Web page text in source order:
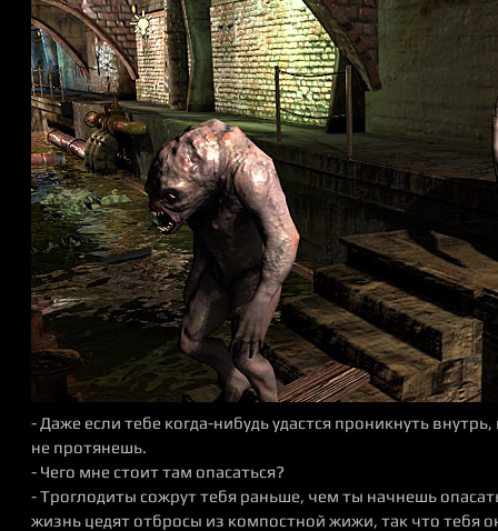
- Даже если тебе когда-нибудь удастся проникнуть
не протянешь.
- Чего мне стоит там опасаться?
- Троглодиты сожрут тебя раньше, чем ты начнешь
жизнь цедят отбросы из компостной жижи, так что тебя